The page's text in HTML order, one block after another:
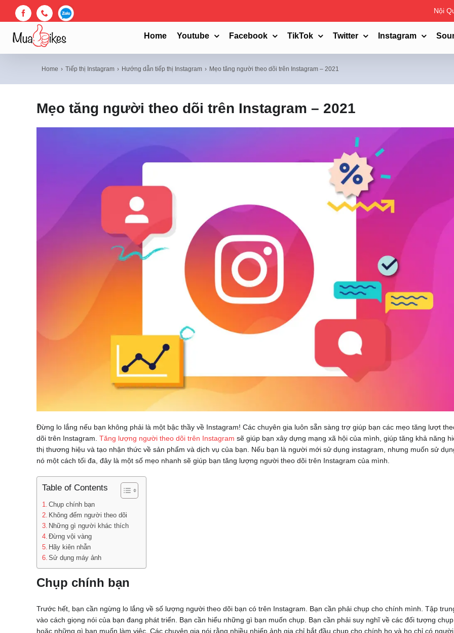
FacebookPhone Zalo
Nội
Home Youtube Facebook TikTok Twitter Instagram
Home Tiếp thị Instagram Hướng dẫn tiếp thị Instagram Mẹo tăng người theo dõi trên Instagram – 2021
Mẹo tăng người theo dõi trên Instagram – 2021
Đừng lo lắng nếu bạn không phải là một bậc thầy về Instagram! Các chuyên gia luôn sẵn sàng trợ giúp bạn các mẹo tăng lượt
dõi trên Instagram. Tăng lượng người theo dõi trên Instagram sẽ giúp bạn xây dựng mạng xã hội của mình, giúp tăng khả năng
thị thương hiệu và tạo nhận thức về sản phẩm và dịch vụ của bạn. Nếu bạn là người mới sử dụng instagram, nhưng muốn sử
nó một cách tối đa, đây là một số mẹo nhanh sẽ giúp bạn tăng lượng người theo dõi trên Instagram của mình.
Table of Contents
Chụp chính bạn
Không đếm người theo dõi
Những gì người khác thích
Đừng vội vàng
Hãy kiên nhẫn
Sử dụng máy ảnh
Chụp chính bạn
Trước hết, bạn cần ngừng lo lắng về số lượng người theo dõi bạn có trên Instagram. Bạn cần phải chụp cho chính mình. Tập
vào cách giọng nói của bạn đang phát triển. Bạn cần hiểu những gì bạn muốn chụp. Bạn cần phải suy nghĩ về các đối tượng chụp
hoặc những gì bạn muốn làm việc. Các chuyên gia nói rằng nhiều nhiếp ảnh gia chỉ bắt đầu chụp cho chính họ và họ chỉ có người